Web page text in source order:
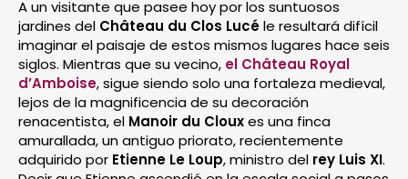
A un visitante que pasee hoy por los suntuosos
jardines del Château du Clos Lucéle resultará difícil
imaginar el paisaje de estos mismos lugares hace seis
siglos. Mientras que su vecino, el Château Royal
d’Amboise, sigue siendo solo una fortaleza medieval,
lejos de la magnificencia de su decoración
renacentista, el Manoir du Clouxes una finca
amurallada, un antiguo priorato, recientemente
adquirido por Etienne Le Loup, ministro del rey Luis XI.